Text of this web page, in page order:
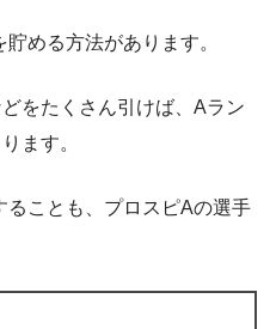
める方法があります。
をたくさん引けば、Aラン
ます。
ることも、プロスピAの選手